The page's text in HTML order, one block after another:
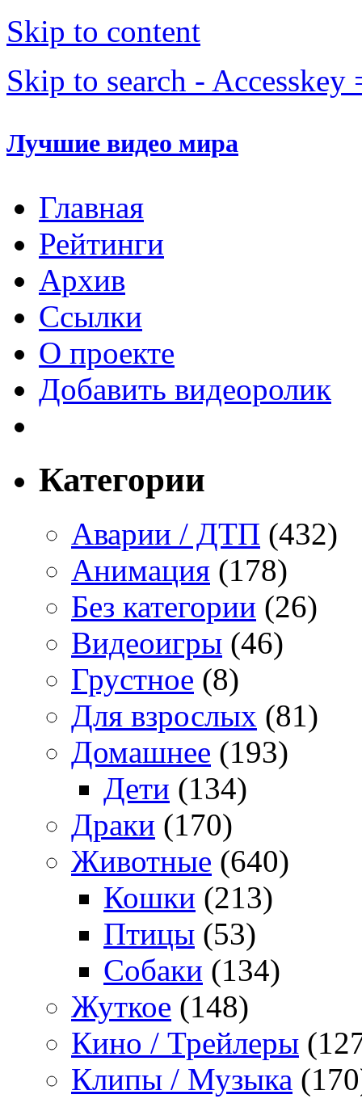
Skip to content
Skip to search - Accesskey
Лучшие видео мира
Главная
Рейтинги
Архив
Ссылки
О проекте
Добавить видеоролик
Категории
Аварии / ДТП (432)
Анимация (178)
Без категории (26)
Видеоигры (46)
Грустное (8)
Для взрослых (81)
Домашнее (193)
Дети (134)
Драки (170)
Животные (640)
Кошки (213)
Птицы (53)
Собаки (134)
Жуткое (148)
Кино / Трейлеры
Клипы / Музыка